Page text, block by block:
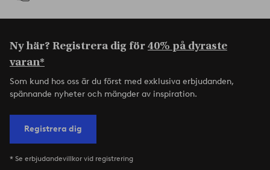
Ny här? Registrera dig för40% på dyraste
varan*
Som kund hos oss är du först med exklusiva erbjudanden,
spännande nyheter och mängder av inspiration.
Registrera dig
* Se erbjudandevillkor vid registrering